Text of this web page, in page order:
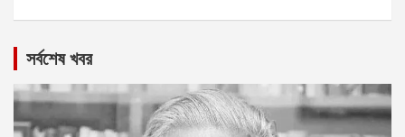
সর্বশেষ খবর